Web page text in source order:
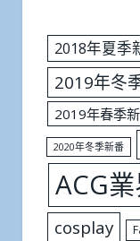
2018年夏季
2019年冬
2019年春季
2020年冬季新番
ACG
cosplay